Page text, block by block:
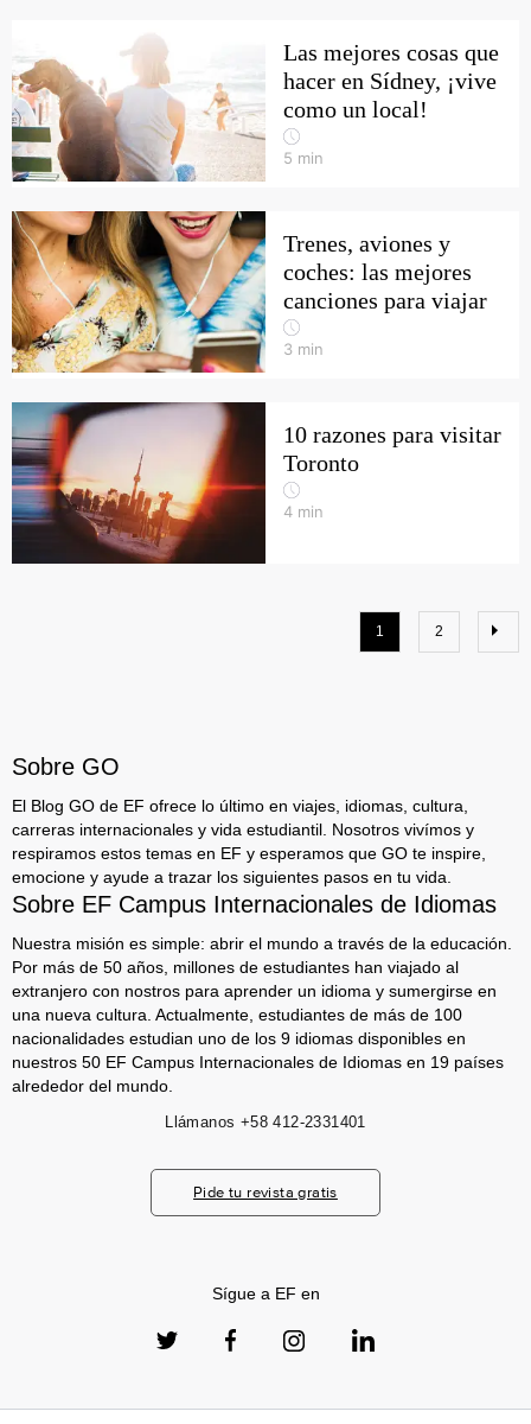
Las mejores cosas que
hacer en Sídney, ¡vive
como un local!
5 min
Trenes, aviones y
coches: las mejores
canciones para viajar
3 min
10 razones para visitar
Toronto
4 min
1 2
Sobre GO
El Blog GO de EF ofrece lo último en viajes, idiomas, cultura,
carreras internacionales y vida estudiantil. Nosotros vivímos y
respiramos estos temas en EF y esperamos que GO te inspire,
emocione y ayude a trazar los siguientes pasos en tu vida.
Sobre EF Campus Internacionales de Idiomas
Nuestra misión es simple: abrir el mundo a través de la educación.
Por más de 50 años, millones de estudiantes han viajado al
extranjero con nostros para aprender un idioma y sumergirse en
una nueva cultura. Actualmente, estudiantes de más de 100
nacionalidades estudian uno de los 9 idiomas disponibles en
nuestros 50 EF Campus Internacionales de Idiomas en 19 países
alrededor del mundo.
Llámanos +58 412-2331401
Pide tu revista gratis
Sígue a EF en